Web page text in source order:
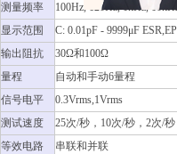
测量频率
100Hz, 120Hz, 1kHz,
显示范围
C: 0.01pF - 9999μF
输出阻抗
30Ω和100Ω
量程
自动和手动6量程
信号电平
0.3Vrms,1Vrms
测试速度
25次/秒，10次/秒，2次/秒
等效电路
串联和并联